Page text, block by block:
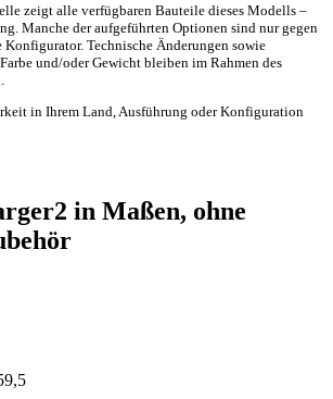
zeigt alle verfügbaren Bauteile dieses Modells –
Manche der aufgeführten Optionen sind nur gegen
Technische Änderungen sowie
und/oder Gewicht bleiben im Rahmen des
in Ihrem Land, Ausführung oder Konfiguration
in Maßen, ohne